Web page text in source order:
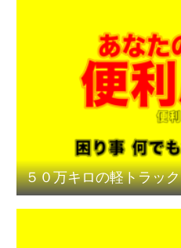
５０万キロの軽トラック